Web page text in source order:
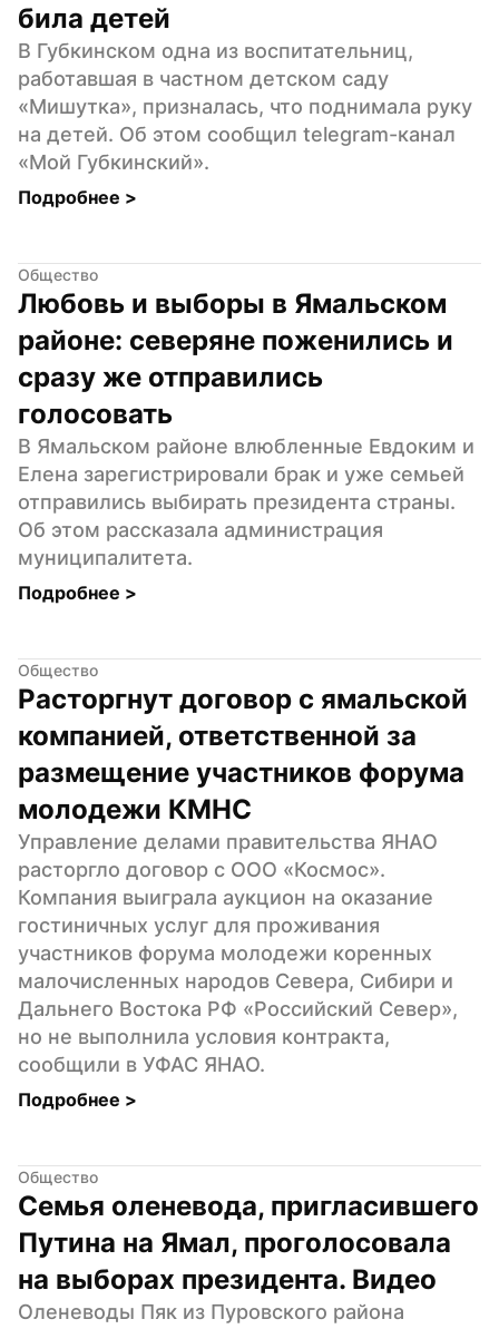
била детей
В Губкинском одна из воспитательниц,
работавшая в частном детском саду
«Мишутка», призналась, что поднимала руку
на детей. Об этом сообщил telegram-канал
«Мой Губкинский».
Подробнее >
Общество
Любовь и выборы в Ямальском
районе: северяне поженились и
сразу же отправились
голосовать
В Ямальском районе влюбленные Евдоким и
Елена зарегистрировали брак и уже семьей
отправились выбирать президента страны.
Об этом рассказала администрация
муниципалитета.
Подробнее >
Общество
Расторгнут договор с ямальской
компанией, ответственной за
размещение участников форума
молодежи КМНС
Управление делами правительства ЯНАО
расторгло договор с ООО «Космос».
Компания выиграла аукцион на оказание
гостиничных услуг для проживания
участников форума молодежи коренных
малочисленных народов Севера, Сибири и
Дальнего Востока РФ «Российский Север»,
но не выполнила условия контракта,
сообщили в УФАС ЯНАО.
Подробнее >
Общество
Семья оленевода, пригласившего
Путина на Ямал, проголосовала
на выборах президента. Видео
Оленеводы Пяк из Пуровского района